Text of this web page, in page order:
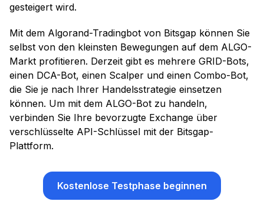
gesteigert wird.
Mit dem Algorand-Tradingbot von Bitsgap können Sie
selbst von den kleinsten Bewegungen auf dem ALGO-
Markt profitieren. Derzeit gibt es mehrere GRID-Bots,
einen DCA-Bot, einen Scalper und einen Combo-Bot,
die Sie je nach Ihrer Handelsstrategie einsetzen
können. Um mit dem ALGO-Bot zu handeln,
verbinden Sie Ihre bevorzugte Exchange über
verschlüsselte API-Schlüssel mit der Bitsgap-
Plattform.
Kostenlose Testphase beginnen